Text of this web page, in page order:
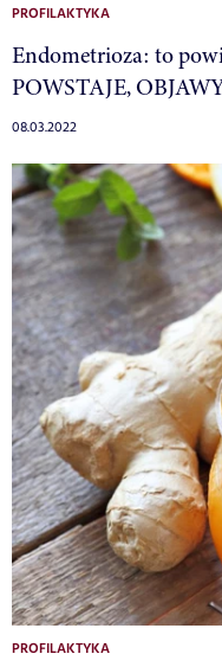
PROFILAKTYKA
Endometrioza: to
POWSTAJE,
08.03.2022
PROFILAKTYKA